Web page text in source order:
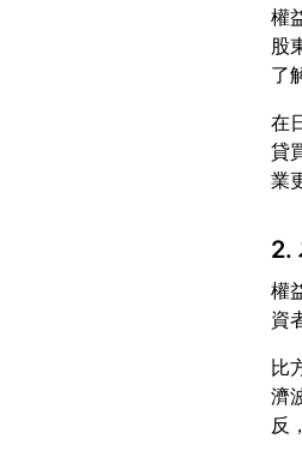
權
股
在
貸
2.
權
比
濟